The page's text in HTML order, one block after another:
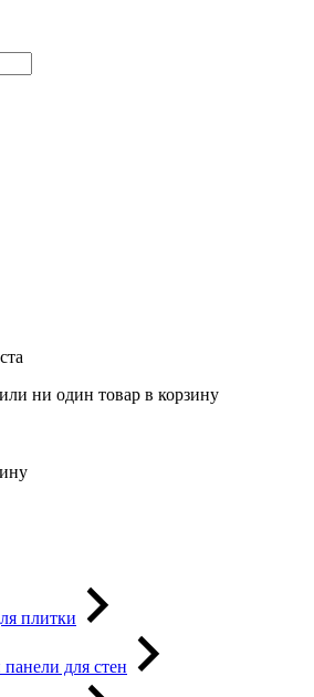
ни один товар в корзину
плитки
для стен